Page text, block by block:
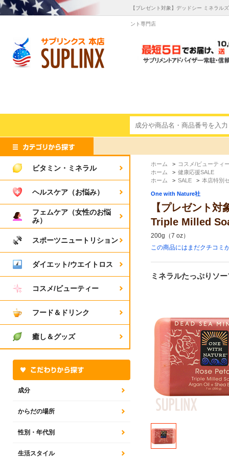
【プレゼント対象】デッドシー ミネラ
ント専門店
ホーム >
コスメ/ビューティ
ホーム
> 健康応援SALE
ホーム
> SALE > 本店特別
One with Nature社
【プレゼント
Triple Milled
200g（7 oz）
この商品にはまだクチコミ
ミネラルたっぷりソ
ビタミン・ミネラル
ヘルスケア（お悩み）
フェムケア（女性のお悩
み）
スポーツニュートリション
ダイエット/ウエイトロス
コスメ/ビューティー
フード＆ドリンク
癒し＆グッズ
成分
からだの場所
性別・年代別
生活スタイル